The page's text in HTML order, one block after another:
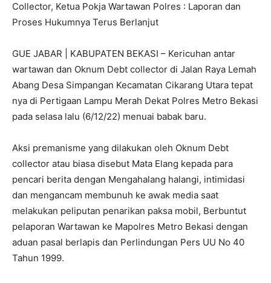
Collector, Ketua Pokja Wartawan Polres : Laporan dan
Proses Hukumnya Terus Berlanjut
GUE JABAR | KABUPATEN BEKASI – Kericuhan antar
wartawan dan Oknum Debt collector di Jalan Raya Lemah
Abang Desa Simpangan Kecamatan Cikarang Utara tepat
nya di Pertigaan Lampu Merah Dekat Polres Metro Bekasi
pada selasa lalu (6/12/22) menuai babak baru.
Aksi premanisme yang dilakukan oleh Oknum Debt
collector atau biasa disebut Mata Elang kepada para
pencari berita dengan Mengahalang halangi, intimidasi
dan mengancam membunuh ke awak media saat
melakukan peliputan penarikan paksa mobil, Berbuntut
pelaporan Wartawan ke Mapolres Metro Bekasi dengan
aduan pasal berlapis dan Perlindungan Pers UU No 40
Tahun 1999.